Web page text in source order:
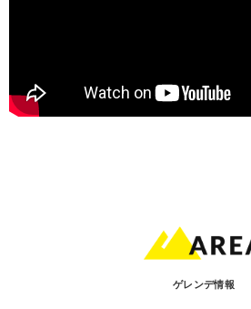
ゲレンデ情報